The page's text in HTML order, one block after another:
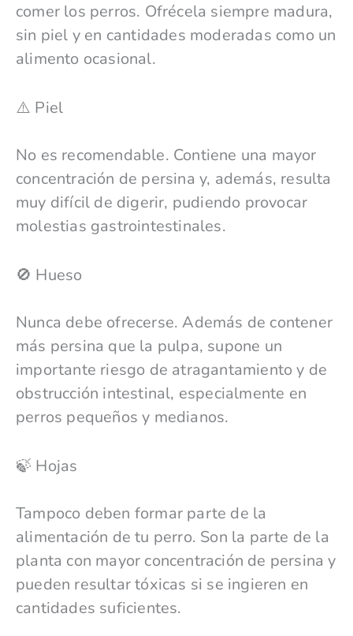
comer los perros. Ofrécela siempre madura,
sin piel y en cantidades moderadas como un
alimento ocasional.
⚠️ Piel
No es recomendable. Contiene una mayor
concentración de persina y, además, resulta
muy difícil de digerir, pudiendo provocar
molestias gastrointestinales.
🚫 Hueso
Nunca debe ofrecerse. Además de contener
más persina que la pulpa, supone un
importante riesgo de atragantamiento y de
obstrucción intestinal, especialmente en
perros pequeños y medianos.
🍃 Hojas
Tampoco deben formar parte de la
alimentación de tu perro. Son la parte de la
planta con mayor concentración de persina y
pueden resultar tóxicas si se ingieren en
cantidades suficientes.